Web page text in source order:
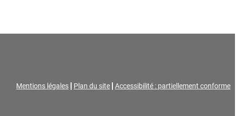
Mentions légales Plan du site Accessibilité : partiellement conforme